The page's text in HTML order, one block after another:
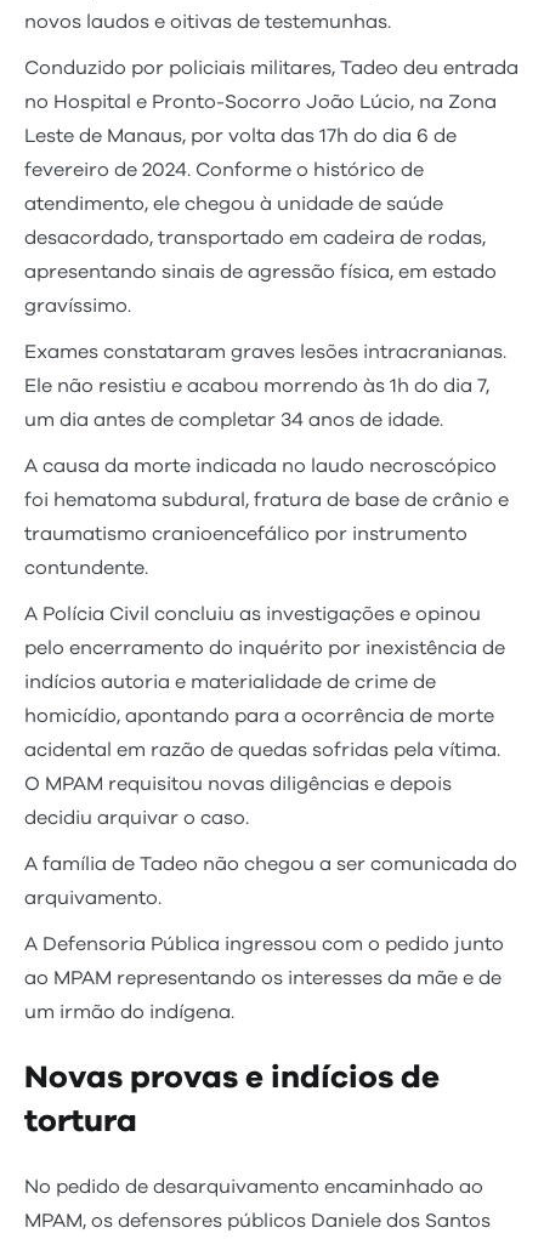
novos laudos e oitivas de testemunhas.
Conduzido por policiais militares, Tadeo deu entrada
no Hospital e Pronto-Socorro João Lúcio, na Zona
Leste de Manaus, por volta das 17h do dia 6 de
fevereiro de 2024. Conforme o histórico de
atendimento, ele chegou à unidade de saúde
desacordado, transportado em cadeira de rodas,
apresentando sinais de agressão física, em estado
gravíssimo.
Exames constataram graves lesões intracranianas.
Ele não resistiu e acabou morrendo às 1h do dia 7,
um dia antes de completar 34 anos de idade.
A causa da morte indicada no laudo necroscópico
foi hematoma subdural, fratura de base de crânio e
traumatismo cranioencefálico por instrumento
contundente.
A Polícia Civil concluiu as investigações e opinou
pelo encerramento do inquérito por inexistência de
indícios autoria e materialidade de crime de
homicídio, apontando para a ocorrência de morte
acidental em razão de quedas sofridas pela vítima.
O MPAM requisitou novas diligências e depois
decidiu arquivar o caso.
A família de Tadeo não chegou a ser comunicada do
arquivamento.
A Defensoria Pública ingressou com o pedido junto
ao MPAM representando os interesses da mãe e de
um irmão do indígena.
Novas provas e indícios de
tortura
No pedido de desarquivamento encaminhado ao
MPAM, os defensores públicos Daniele dos Santos